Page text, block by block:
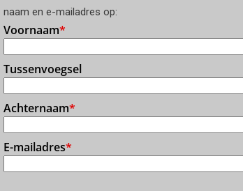
naam en e-mailadres op: